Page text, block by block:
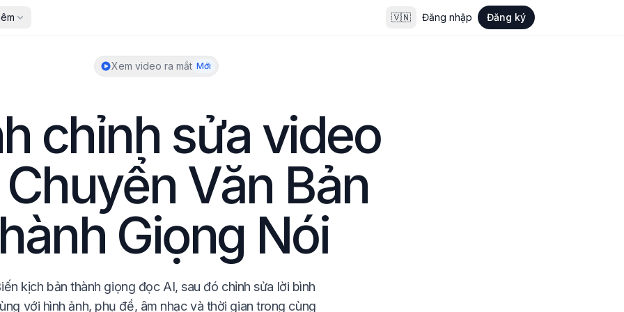
🇻🇳 Đăng nhập Đăng ký
Xem video ra mắt Mới
chỉnh sửa video
Văn Bản
Giọng Nói
kịch bản thành giọng đọc AI, sau đó chỉnh sửa lời bình
với hình ảnh, phụ đề, âm nhạc và thời gian trong cùng